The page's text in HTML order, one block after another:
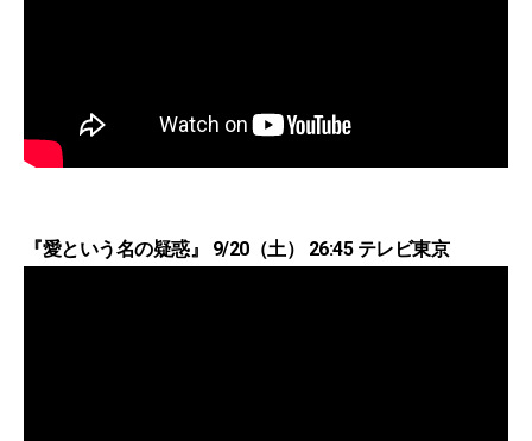
『愛という名の疑惑』 9/20（土） 26:45 テレビ東京